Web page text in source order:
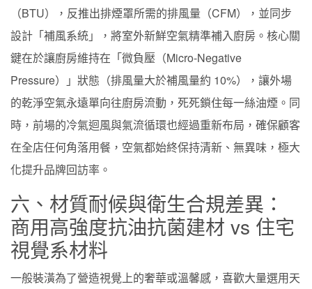
（BTU），反推出排煙罩所需的排風量（CFM），並同步
設計「補風系統」，將室外新鮮空氣精準補入廚房。核心關
鍵在於讓廚房維持在「微負壓（Micro-Negative
Pressure）」狀態（排風量大於補風量約 10%），讓外場
的乾淨空氣永遠單向往廚房流動，死死鎖住每一絲油煙。同
時，前場的冷氣迴風與氣流循環也經過重新布局，確保顧客
在全店任何角落用餐，空氣都始終保持清新、無異味，極大
化提升品牌回訪率。
六、材質耐候與衛生合規差異：
商用高強度抗油抗菌建材 vs 住宅
視覺系材料
一般裝潢為了營造視覺上的奢華或溫馨感，喜歡大量選用天